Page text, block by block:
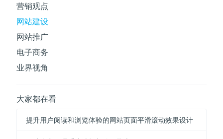
营销观点
网站建设
网站推广
电子商务
业界视角
大家都在看
提升用户阅读和浏览体验的网站页面平滑滚动效果设计